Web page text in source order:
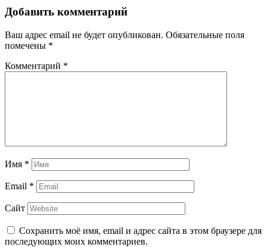
Добавить комментарий
Ваш адрес email не будет опубликован. Обязательные поля
помечены *
Комментарий *
Имя *
Email *
Сайт
Сохранить моё имя, email и адрес сайта в этом браузере для
последующих моих комментариев.